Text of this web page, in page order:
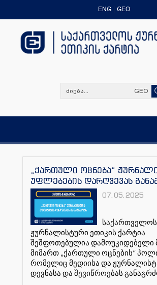
ENG GEO
GEO
„ქართული ოცნება“
უფლებების დარღვევას
07.05.2025
საქართველოს
ჟურნალისტური ეთიკის ქარტია
შეშფოთებულია დამოუკიდებელი
მიმართ „ქართული ოცნების“
რომელიც მედიისა და
დევნასა და შევიწროებას